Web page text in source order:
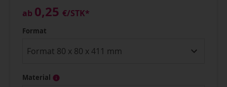
ab 0,25 €/STK*
Format
Material